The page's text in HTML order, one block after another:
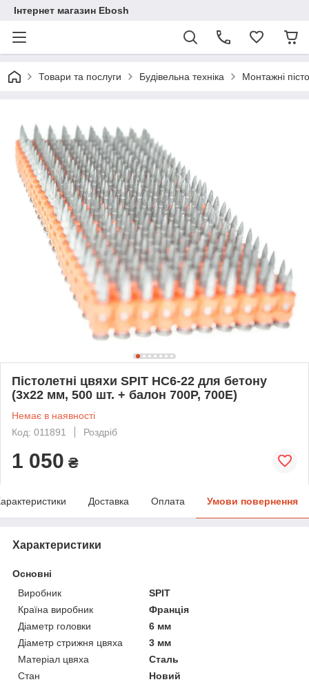
Інтернет магазин Ebosh
Товари та послуги Будівельна техніка Монтажні
Пістолетні цвяхи SPIT HC6-22 для бетону
(3х22 мм, 500 шт. + балон 700P, 700E)
Немає в наявності
Код: 011891
Роздріб
1 050 ₴
Доставка Оплата Умови повернення
Характеристики
Основні
Виробник
SPIT
Країна виробник
Франція
Діаметр головки
6 мм
Діаметр стрижня цвяха
3 мм
Матеріал цвяха
Сталь
Стан
Новий